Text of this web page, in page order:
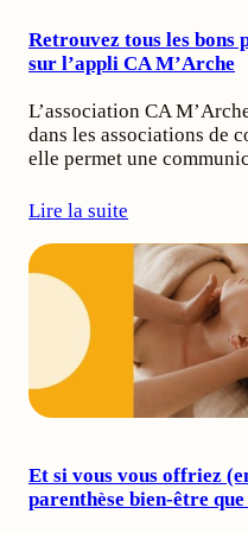
Retrouvez tous les bons
sur l’appli CA M’Arche
L’association CA
dans les associations de
elle permet une
Lire la suite
Et si vous vous offriez
parenthèse bien-être